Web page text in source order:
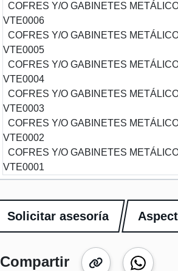
COFRES Y/O GABINETES
VTE0006
COFRES Y/O GABINETES
VTE0005
COFRES Y/O GABINETES
VTE0004
COFRES Y/O GABINETES
VTE0003
COFRES Y/O GABINETES
VTE0002
COFRES Y/O GABINETES
VTE0001
Solicitar asesoría
Compartir